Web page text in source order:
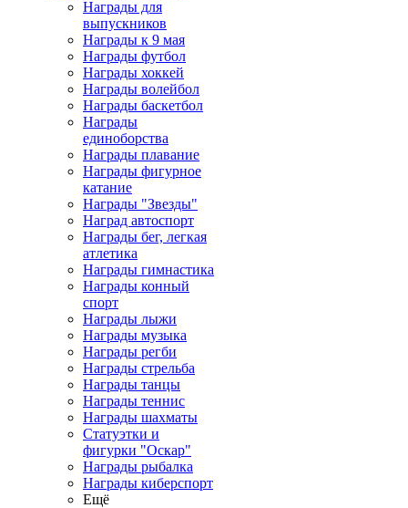
Награды для
выпускников
Награды к 9 мая
Награды футбол
Награды хоккей
Награды волейбол
Награды баскетбол
Награды
единоборства
Награды плавание
Награды фигурное
катание
Награды "Звезды"
Наград автоспорт
Награды бег, легкая
атлетика
Награды гимнастика
Награды конный
спорт
Награды лыжи
Награды музыка
Награды регби
Награды стрельба
Награды танцы
Награды теннис
Награды шахматы
Статуэтки и
фигурки "Оскар"
Награды рыбалка
Награды киберспорт
Ещё